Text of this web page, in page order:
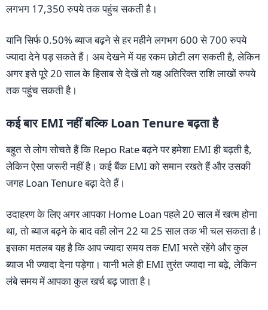
लगभग 17,350 रुपये तक पहुंच सकती है।
यानि सिर्फ 0.50% ब्याज बढ़ने से हर महीने लगभग 600 से 700 रुपये
ज्यादा देने पड़ सकते हैं। अब देखने में यह रकम छोटी लग सकती है, लेकिन
अगर इसे पूरे 20 साल के हिसाब से देखें तो यह अतिरिक्त राशि लाखों रुपये
तक पहुंच सकती है।
कई बार EMI नहीं बल्कि Loan Tenure बढ़ता है
बहुत से लोग सोचते हैं कि Repo Rate बढ़ने पर हमेशा EMI ही बढ़ती है,
लेकिन ऐसा जरूरी नहीं है। कई बैंक EMI को समान रखते हैं और उसकी
जगह Loan Tenure बढ़ा देते हैं।
उदाहरण के लिए अगर आपका Home Loan पहले 20 साल में खत्म होना
था, तो ब्याज बढ़ने के बाद वही लोन 22 या 25 साल तक भी चल सकता है।
इसका मतलब यह है कि आप ज्यादा समय तक EMI भरते रहेंगे और कुल
ब्याज भी ज्यादा देना पड़ेगा। यानी भले ही EMI तुरंत ज्यादा ना बढ़े, लेकिन
लंबे समय में आपका कुल खर्च बढ़ जाता है।